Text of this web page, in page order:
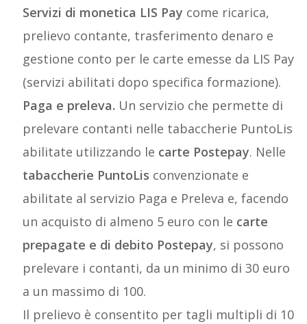
Servizi di monetica LIS Pay come ricarica,
prelievo contante, trasferimento denaro e
gestione conto per le carte emesse da LIS Pay
(servizi abilitati dopo specifica formazione).
Paga e preleva. Un servizio che permette di
prelevare contanti nelle tabaccherie PuntoLis
abilitate utilizzando le carte Postepay. Nelle
tabaccherie PuntoLis convenzionate e
abilitate al servizio Paga e Preleva e, facendo
un acquisto di almeno 5 euro con le carte
prepagate e di debito Postepay, si possono
prelevare i contanti, da un minimo di 30 euro
a un massimo di 100.
Il prelievo è consentito per tagli multipli di 10